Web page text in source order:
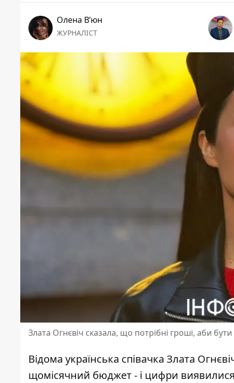
Олена Вʼюн
ЖУРНАЛІСТ
Злата Огнєвіч сказала, що потрібні гроші, аби
Відома українська співачка Злата
щомісячний бюджет - і цифри